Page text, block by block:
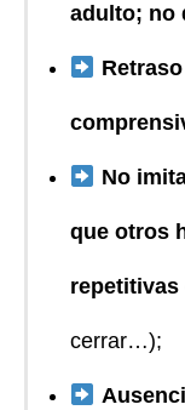
adulto; no
No
que otros
repetitivas
cerrar…);